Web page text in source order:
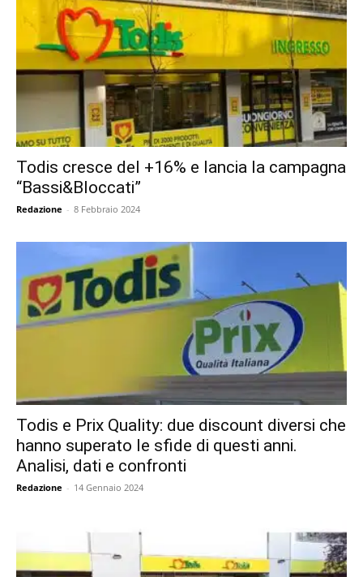
Todis cresce del +16% e lancia la campagna
“Bassi&Bloccati”
Redazione - 8 Febbraio 2024
Todis e Prix Quality: due discount diversi che
hanno superato le sfide di questi anni.
Analisi, dati e confronti
Redazione - 14 Gennaio 2024